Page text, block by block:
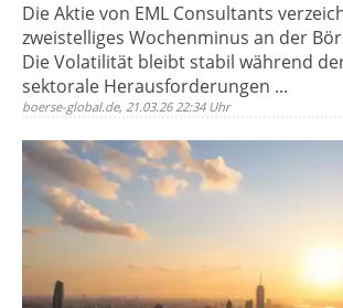
Die Aktie von EML Consultants
zweistelliges Wochenminus an der
Die Volatilität bleibt stabil während
sektorale Herausforderungen ...
boerse-global.de, 21.03.26 22:34 Uhr